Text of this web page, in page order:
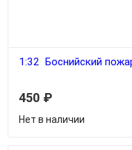
1:32 Боснийский
450 ₽
Нет в наличии